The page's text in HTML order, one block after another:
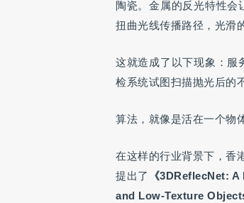
陶瓷。金属的反光特性会
扭曲光线传播路径，光滑
这就造成了以下现象：服
检系统试图扫描抛光后的
算法，就像是活在一个物
在这样的行业背景下，香
提出了
《3DReflecNet:
and Low-Texture